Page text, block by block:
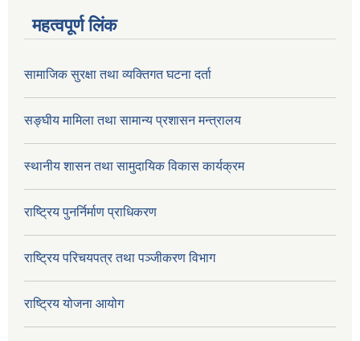
महत्वपूर्ण लिंक
सामाजिक सुरक्षा तथा व्यक्तिगत घटना दर्ता
सङ्घीय मामिला तथा सामान्य प्रशासन मन्त्रालय
स्थानीय शासन तथा सामुदायिक विकास कार्यक्रम
राष्ट्रिय पुनर्निर्माण प्राधिकरण
राष्ट्रिय परिचयपत्र तथा पञ्जीकरण विभाग
राष्ट्रिय योजना आयोग